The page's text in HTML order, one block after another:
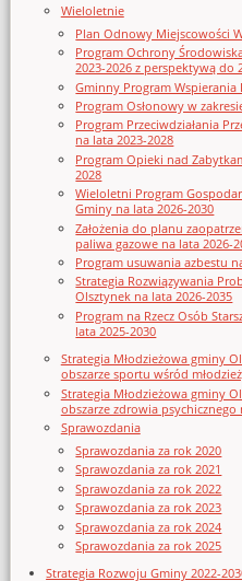
Wieloletnie
Plan Odnowy Miejscowości
Program Ochrony
2023-2026 z perspektywą do
Gminny Program Wspierania
Program Osłonowy w
Program Przeciwdziałania
na lata 2023-2028
Program Opieki nad
2028
Wieloletni Program
Gminy na lata 2026-2030
Założenia do planu
paliwa gazowe na lata 2026-
Program usuwania azbestu
Strategia Rozwiązywania
Olsztynek na lata 2026-2035
Program na Rzecz Osób
lata 2025-2030
Strategia Młodzieżowa gminy
obszarze sportu wśród
Strategia Młodzieżowa gminy
obszarze zdrowia psychicznego
Sprawozdania
Sprawozdania za rok 2020
Sprawozdania za rok 2021
Sprawozdania za rok 2022
Sprawozdania za rok 2023
Sprawozdania za rok 2024
Sprawozdania za rok 2025
Strategia Rozwoju Gminy 2022-